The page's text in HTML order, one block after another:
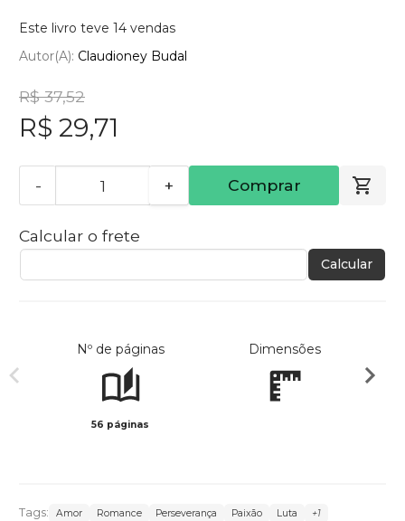
Este livro teve 14 vendas
Autor(a): Claudioney Budal
R$ 37,52
R$ 29,71
- + Comprar
Calcular o frete
Calcular
Nº de páginas
56 páginas
Dimensões
Tags: Amor Romance Perseverança Paixão Luta +1